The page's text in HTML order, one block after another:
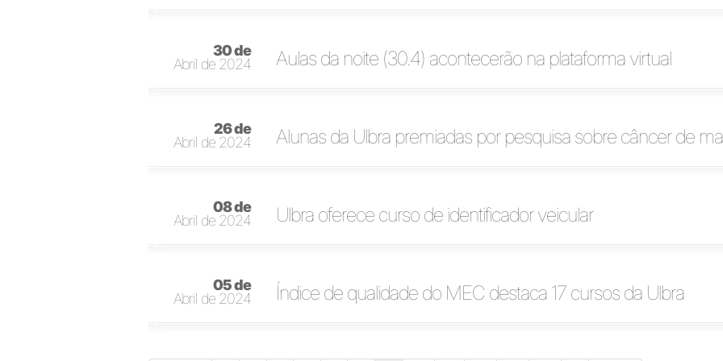
30 de
Abril de 2024
Aulas da noite (30.4) acontecerão na plataforma virtual
26 de
Abril de 2024
Alunas da Ulbra premiadas por pesquisa sobre câncer de
08 de
Abril de 2024
Ulbra oferece curso de identificador veicular
05 de
Abril de 2024
Índice de qualidade do MEC destaca 17 cursos da Ulbra